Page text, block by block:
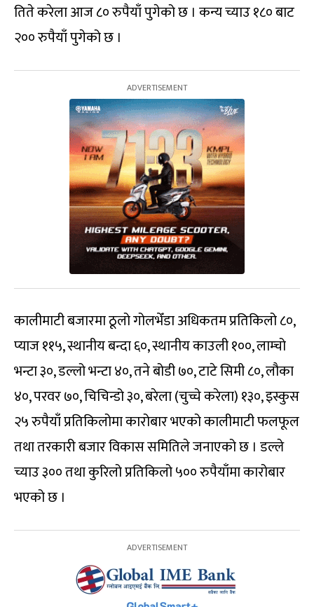
तिते करेला आज ८० रुपैयाँ पुगेको छ । कन्य च्याउ १८० बाट
२०० रुपैयाँ पुगेको छ ।
कालीमाटी बजारमा ठूलो गोलभेँडा अधिकतम प्रतिकिलो ८०,
प्याज ११५, स्थानीय बन्दा ६०, स्थानीय काउली १००, लाम्चो
भन्टा ३०, डल्लो भन्टा ४०, तने बोडी ७०, टाटे सिमी ८०, लौका
४०, परवर ७०, चिचिन्डो ३०, बरेला (चुच्चे करेला) १३०, इस्कुस
२५ रुपैयाँ प्रतिकिलोमा कारोबार भएको कालीमाटी फलफूल
तथा तरकारी बजार विकास समितिले जनाएको छ । डल्ले
च्याउ ३०० तथा कुरिलो प्रतिकिलो ५०० रुपैयाँमा कारोबार
भएको छ ।